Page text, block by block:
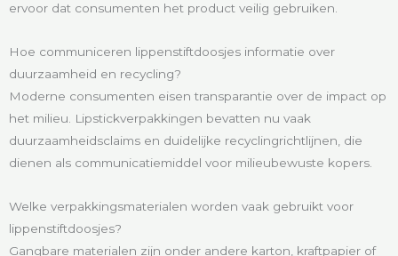
ervoor dat consumenten het product veilig gebruiken.
Hoe communiceren lippenstiftdoosjes informatie over
duurzaamheid en recycling?
Moderne consumenten eisen transparantie over de impact op
het milieu. Lipstickverpakkingen bevatten nu vaak
duurzaamheidsclaims en duidelijke recyclingrichtlijnen, die
dienen als communicatiemiddel voor milieubewuste kopers.
Welke verpakkingsmaterialen worden vaak gebruikt voor
lippenstiftdoosjes?
Gangbare materialen zijn onder andere karton, kraftpapier of